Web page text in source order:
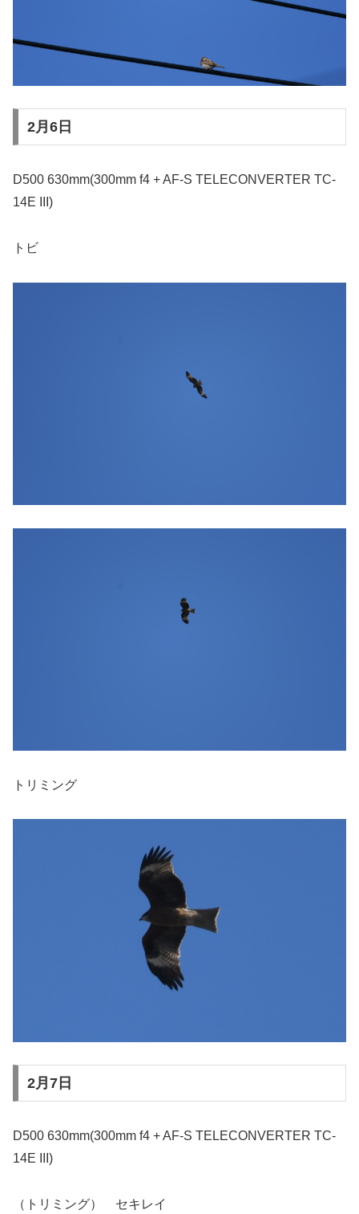
2月6日
D500 630mm(300mm f4 + AF-S TELECONVERTER TC-
14E III)
トビ
トリミング
2月7日
D500 630mm(300mm f4 + AF-S TELECONVERTER TC-
14E III)
（トリミング） セキレイ